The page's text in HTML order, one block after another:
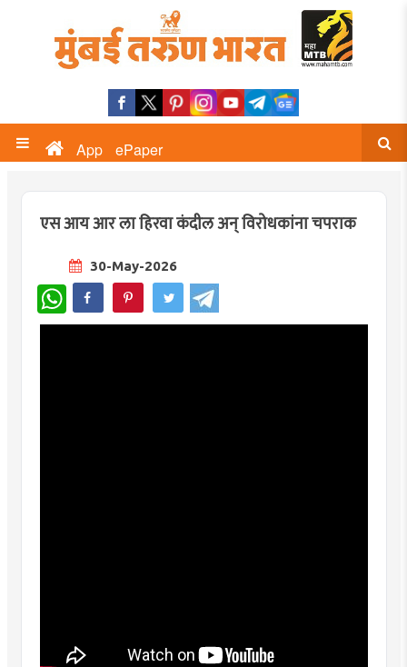
App ePaper
एस आय आर ला हिरवा कंदील अन् विरोधकांना चपराक
30-May-2026
WhatsApp